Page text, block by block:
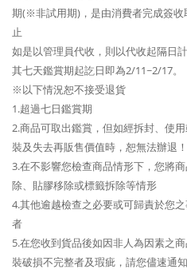
期(※非試用期)，是由消費者完成簽
止
如是以管理員代收，則以代收起隔日
其七天鑑賞期起訖日即為2/11~2/17。
※以下情況恕不接受退貨
1.超過七日鑑賞期
2.商品可取出鑑賞，但如經拆封、使
裝及失去再販售價值時，恕無法辦退！
3.在不影響您檢查商品情形下，您將
除、貼膠移除或標籤拆除等情形
4.其他逾越檢查之必要或可歸責於您
者
5.在您收到貨品後如因非人為因素之
裝破損不完整者及瑕疵，請您儘速通